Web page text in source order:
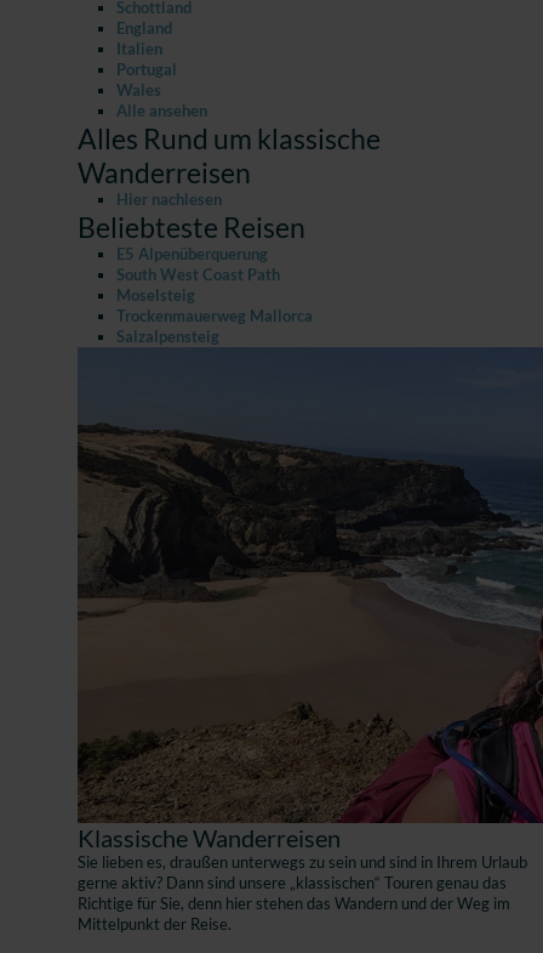
Schottland
England
Italien
Portugal
Wales
Alle ansehen
Alles Rund um klassische
Wanderreisen
Hier nachlesen
Beliebteste Reisen
E5 Alpenüberquerung
South West Coast Path
Moselsteig
Trockenmauerweg Mallorca
Salzalpensteig
Klassische Wanderreisen
Sie lieben es, draußen unterwegs zu sein und sind in Ihrem Urlaub
gerne aktiv? Dann sind unsere „klassischen“ Touren genau das
Richtige für Sie, denn hier stehen das Wandern und der Weg im
Mittelpunkt der Reise.